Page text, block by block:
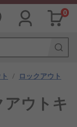
0
/ ロックアウト
アウトキ